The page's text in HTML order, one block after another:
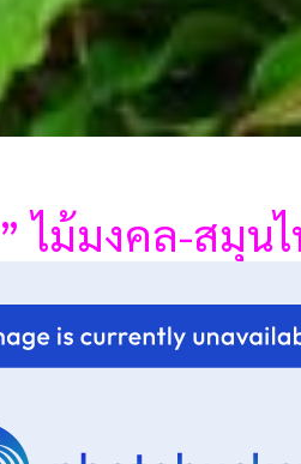
ไม้มงคล-สมุน